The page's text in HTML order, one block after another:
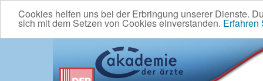
Cookies helfen uns bei der Erbringung unserer Dienste.
sich mit dem Setzen von Cookies einverstanden. Erfahren